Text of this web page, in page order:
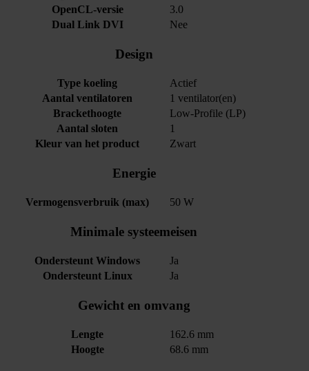
OpenCL-versie
3.0
Dual Link DVI
Nee
Design
Type koeling
Actief
Aantal ventilatoren
1 ventilator(en)
Brackethoogte
Low-Profile (LP)
Aantal sloten
1
Kleur van het product
Zwart
Energie
Vermogensverbruik (max) 50 W
Minimale systeemeisen
Ondersteunt Windows
Ja
Ondersteunt Linux
Ja
Gewicht en omvang
Lengte
162.6 mm
Hoogte
68.6 mm